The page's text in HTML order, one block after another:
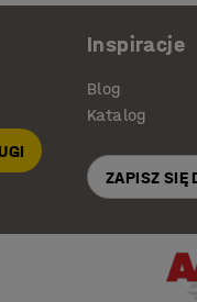
Inspiracje
Blog
Katalog
ZAPISZ SIĘ